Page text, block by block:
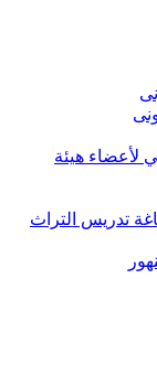
لأعضاء هيئة
تدريس التراث